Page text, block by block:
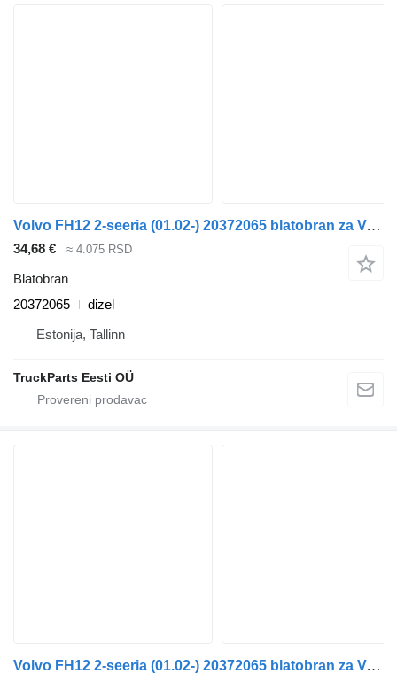
Volvo FH12 2-seeria (01.02-) 20372065 blatobran za Volvo FH12, FH16, NH12, FH, VNL780 (1993-2014) tegljača
34,68 € ≈ 4.075 RSD
Blatobran
20372065
dizel
Estonija, Tallinn
TruckParts Eesti OÜ
Volvo FH12 2-seeria (01.02-) 20372065 blatobran za Volvo FH12, FH16, NH12, FH, VNL780 (1993-2014) tegljača